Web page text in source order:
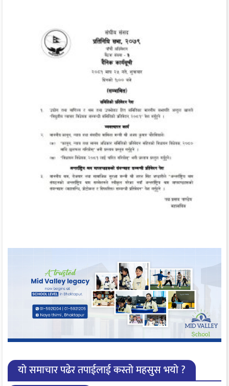
यो समाचार पढेर तपाईलाई कस्तो महसुस भयो ?